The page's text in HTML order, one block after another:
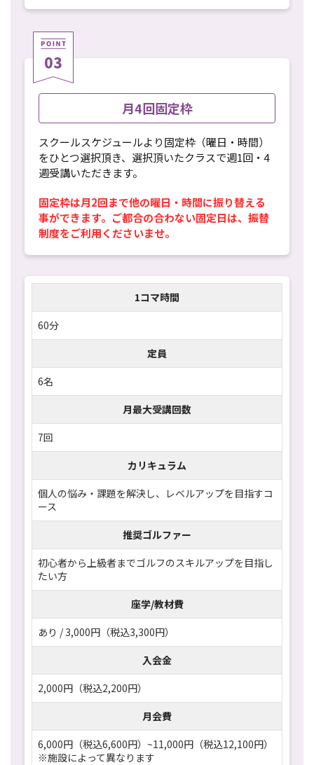
月4回固定枠
スクールスケジュールより固定枠（曜日・時間）
をひとつ選択頂き、選択頂いたクラスで週1回・4
週受講いただきます。
固定枠は月2回まで他の曜日・時間に振り替える
事ができます。ご都合の合わない固定日は、振替
制度をご利用くださいませ。
1コマ時間
60分
定員
6名
月最大受講回数
7回
カリキュラム
個人の悩み・課題を解決し、レベルアップを目指すコ
ース
推奨ゴルファー
初心者から上級者までゴルフのスキルアップを目指し
たい方
座学/教材費
あり / 3,000円（税込3,300円）
入会金
2,000円（税込2,200円）
月会費
6,000円（税込6,600円）~11,000円（税込12,100円）
※施設によって異なります